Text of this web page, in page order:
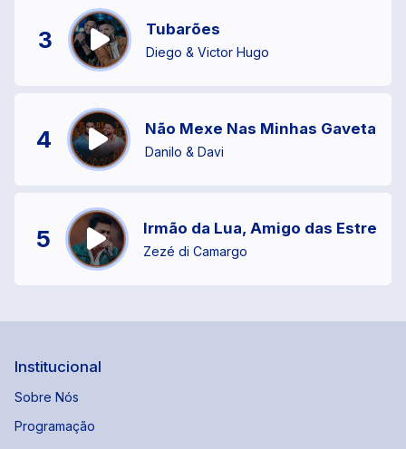
3 Tubarões
Diego & Victor Hugo
4 Não Mexe Nas Minhas Gavetas
Danilo & Davi
5 Irmão da Lua, Amigo das Estrelas
Zezé di Camargo
Institucional
Sobre Nós
Programação